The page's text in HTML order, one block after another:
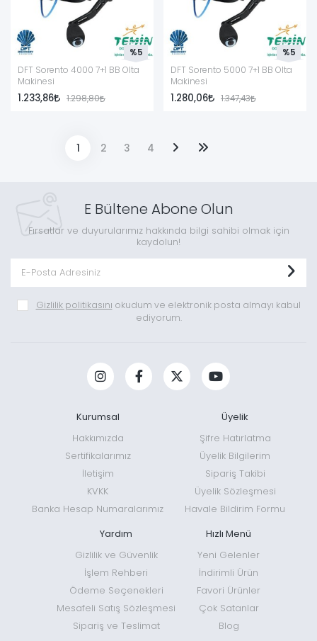
DFT Sorento 4000 7+1 BB Olta
Makinesi
1.233,86 1.298,80
%5
DFT Sorento 5000 7+1 BB Olta
Makinesi
1.280,06 1.347,43
%5
1 2 3 4
E Bültene Abone Olun
Fırsatlar ve duyurularımız hakkında bilgi sahibi olmak için
kaydolun!
Gizlilik politikasını okudum ve elektronik posta almayı kabul
ediyorum.
Kurumsal
Hakkımızda
Sertifikalarımız
İletişim
KVKK
Banka Hesap Numaralarımız
Üyelik
Şifre Hatırlatma
Üyelik Bilgilerim
Sipariş Takibi
Üyelik Sözleşmesi
Havale Bildirim Formu
Yardım
Gizlilik ve Güvenlik
İşlem Rehberi
Ödeme Seçenekleri
Mesafeli Satış Sözleşmesi
Sipariş ve Teslimat
Hızlı Menü
Yeni Gelenler
İndirimli Ürün
Favori Ürünler
Çok Satanlar
Blog